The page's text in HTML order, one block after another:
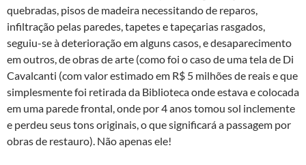
quebradas, pisos de madeira necessitando de reparos,
infiltração pelas paredes, tapetes e tapeçarias rasgados,
seguiu-se à deterioração em alguns casos, e desaparecimento
em outros, de obras de arte (como foi o caso de uma tela de Di
Cavalcanti (com valor estimado em R$ 5 milhões de reais e que
simplesmente foi retirada da Biblioteca onde estava e colocada
em uma parede frontal, onde por 4 anos tomou sol inclemente
e perdeu seus tons originais, o que significará a passagem por
obras de restauro). Não apenas ele!